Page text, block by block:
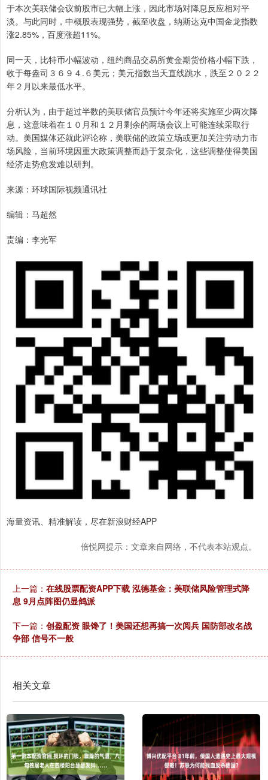
于本次美联储会议前股市已大幅上涨，因此市场对降息反应相对平
淡。与此同时，中概股表现强势，截至收盘，纳斯达克中国金龙指数
涨2.85%，百度涨超11%。
同一天，比特币小幅波动，纽约商品交易所黄金期货价格小幅下跌，
收于每盎司３６９４.６美元；美元指数当天直线跳水，跌至２０２２
年２月以来最低水平。
分析认为，由于超过半数的美联储官员预计今年还将实施至少两次降
息，这意味着在１０月和１２月剩余的两场会议上可能连续采取行
动。美国媒体还就此评论称，美联储的政策立场或更加关注劳动力市
场风险，当前环境因重大政策调整而趋于复杂化，这些调整使得美国
经济走势愈发难以研判。
来源：环球国际视频通讯社
编辑：马超然
责编：李光军
海量资讯、精准解读，尽在新浪财经APP
倍悦网提示：文章来自网络，不代表本站观点。
上一篇： 在线股票配资APP下载 泓德基金：美联储风险管理式降
息 9月点阵图仍显鸽派
下一篇： 创盈配资 眼馋了！美国还想再搞一次阅兵 国防部改名战
争部 信号不一般
相关文章